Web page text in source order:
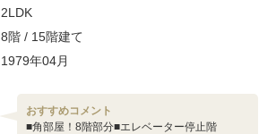
2LDK
8階 / 15階建て
1979年04月
おすすめコメント
■角部屋！8階部分■エレベーター停止階